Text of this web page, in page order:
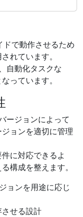
で動作させるため
れています。
自動化タスクな
っています。
ージョンによって
ョンを適切に管理
に対応できるよ
構成を整えます。
ョンを用途に応じ
せる設計